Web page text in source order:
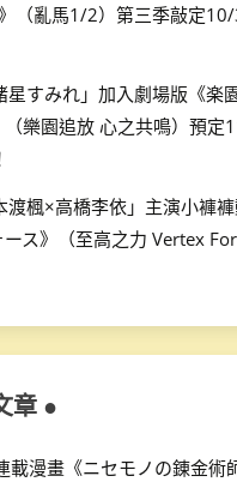
（亂馬1/2）第三季敲定
すみれ」加入劇場版《楽
（樂園追放 心之共鳴）預定
楓×高橋李依」主演小褲
ス》（至高之力 Vertex
章 ●
載漫畫《ニセモノの錬金術